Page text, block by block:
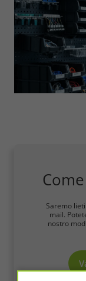
Saremo
mail.
nostro